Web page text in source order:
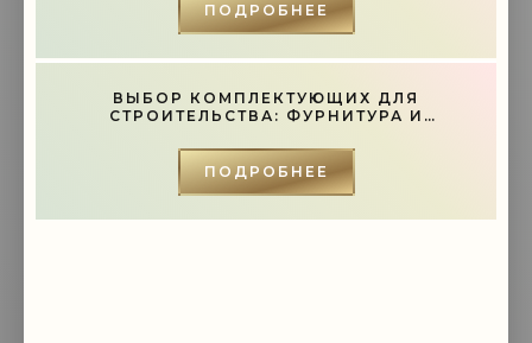
ПОДРОБНЕЕ
ВЫБОР КОМПЛЕКТУЮЩИХ ДЛЯ
СТРОИТЕЛЬСТВА: ФУРНИТУРА И
ПОДРОБНЕЕ